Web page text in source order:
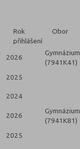
Rok
přihlášení
Obor
2026
Gymnázium
(7941K41)
2025
2024
2026
Gymnázium
(7941K81)
2025